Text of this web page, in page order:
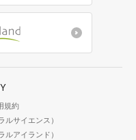
規約
ルサイエンス）
ルアイランド）